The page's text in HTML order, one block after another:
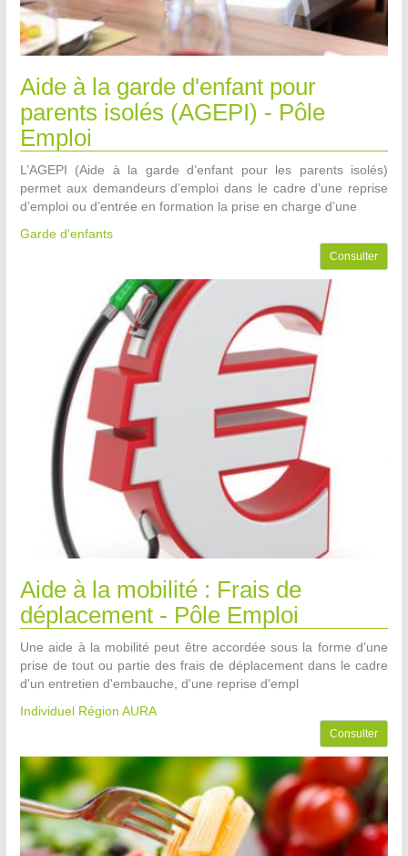
Aide à la garde d'enfant pour
parents isolés (AGEPI) - Pôle
Emploi
L’AGEPI (Aide à la garde d’enfant pour les parents isolés)
permet aux demandeurs d’emploi dans le cadre d’une reprise
d’emploi ou d’entrée en formation la prise en charge d’une
Garde d'enfants
Consulter
Aide à la mobilité : Frais de
déplacement - Pôle Emploi
Une aide à la mobilité peut être accordée sous la forme d’une
prise de tout ou partie des frais de déplacement dans le cadre
d'un entretien d'embauche, d'une reprise d'empl
Individuel Région AURA
Consulter